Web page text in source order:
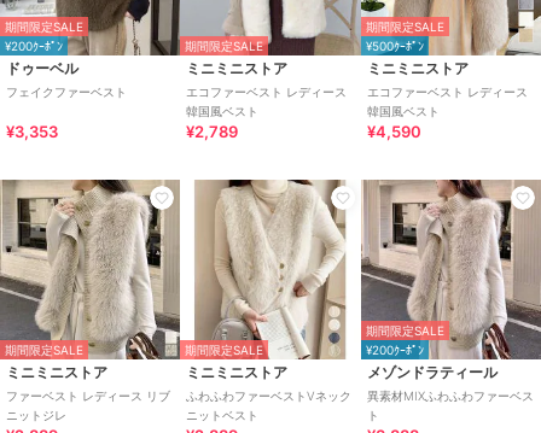
期間限定SALE
¥200ｸｰﾎﾟﾝ
ドゥーベル
フェイクファーベスト
¥3,353
期間限定SALE
ミニミニストア
エコファーベスト レディース
韓国風ベスト
¥2,789
期間限定SALE
¥500ｸｰﾎﾟﾝ
ミニミニストア
エコファーベスト レディース
韓国風ベスト
¥4,590
期間限定SALE
ミニミニストア
ファーベスト レディース リブ
ニットジレ
期間限定SALE
ミニミニストア
ふわふわファーベストVネック
ニットベスト
期間限定SALE
¥200ｸｰﾎﾟﾝ
メゾンドラティール
異素材MIXふわふわファーベス
ト